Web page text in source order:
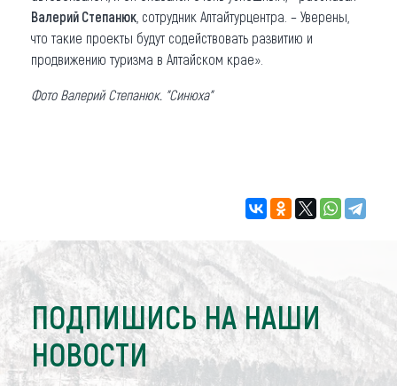
Валерий Степанюк , сотрудник Алтайтурцентра. – Уверены,
что такие проекты будут содействовать развитию и
продвижению туризма в Алтайском крае».
Фото Валерий Степанюк. "Синюха"
ПОДПИШИСЬ НА НАШИ
НОВОСТИ